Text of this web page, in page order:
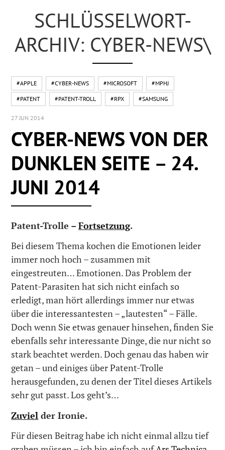
SCHLÜSSELWORT-
ARCHIV: CYBER-NEWS\
#APPLE #CYBER-NEWS #MICROSOFT #MPHJ
#PATENT #PATENT-TROLL #RPX #SAMSUNG
27 JUN 2014
CYBER-NEWS VON DER
DUNKLEN SEITE – 24.
JUNI 2014
Patent-Trolle –Fortsetzung.
Bei diesem Thema kochen die Emotionen leider
immer noch hoch – zusammen mit
eingestreuten… Emotionen. Das Problem der
Patent-Parasiten hat sich nicht einfach so
erledigt, man hört allerdings immer nur etwas
über die interessantesten – „lautesten“ – Fälle.
Doch wenn Sie etwas genauer hinsehen, finden Sie
ebenfalls sehr interessante Dinge, die nur nicht so
stark beachtet werden. Doch genau das haben wir
getan – und einiges über Patent-Trolle
herausgefunden, zu denen der Titel dieses Artikels
sehr gut passt. Los geht’s…
Zuviel der Ironie.
Für diesen Beitrag habe ich nicht einmal allzu tief